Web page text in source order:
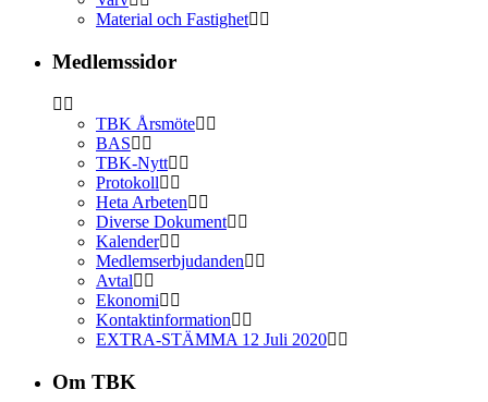
Material och Fastighet
Medlemssidor
TBK Årsmöte
BAS
TBK-Nytt
Protokoll
Heta Arbeten
Diverse Dokument
Kalender
Medlemserbjudanden
Avtal
Ekonomi
Kontaktinformation
EXTRA-STÄMMA 12 Juli 2020
Om TBK